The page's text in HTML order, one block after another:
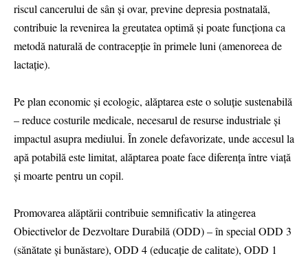
riscul cancerului de sân și ovar, previne depresia postnatală,
contribuie la revenirea la greutatea optimă și poate funcționa ca
metodă naturală de contracepție în primele luni (amenoreea de
lactație).
Pe plan economic și ecologic, alăptarea este o soluție sustenabilă
– reduce costurile medicale, necesarul de resurse industriale și
impactul asupra mediului. În zonele defavorizate, unde accesul la
apă potabilă este limitat, alăptarea poate face diferența între viață
și moarte pentru un copil.
Promovarea alăptării contribuie semnificativ la atingerea
Obiectivelor de Dezvoltare Durabilă (ODD) – în special ODD 3
(sănătate și bunăstare), ODD 4 (educație de calitate), ODD 1